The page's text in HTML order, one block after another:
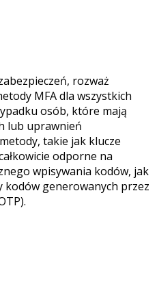
rozważ
MFA dla wszystkich
osób, które mają
lub uprawnień
takie jak klucze
odporne na
wpisywania kodów, jak
kodów generowanych przez